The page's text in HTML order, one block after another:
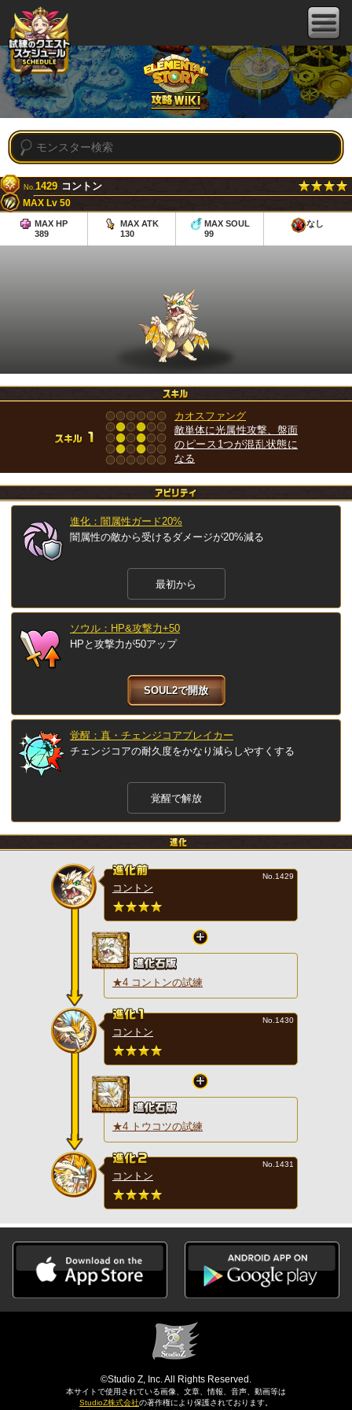
No.1429 コントン
MAX Lv 50
MAX HP
389
MAX ATK
130
MAX SOUL
99
なし
カオスファング
敵単体に光属性攻撃、盤面
のピース1つが混乱状態に
なる
進化：闇属性ガード20%
闇属性の敵から受けるダメージが20%減る
最初から
ソウル：HP&攻撃力+50
HPと攻撃力が50アップ
SOUL2で開放
覚醒：真・チェンジコアブレイカー
チェンジコアの耐久度をかなり減らしやすくする
覚醒で解放
コントン
No.1429
★4 コントンの試練
コントン
No.1430
★4 トウコツの試練
コントン
No.1431
©Studio Z, Inc. All Rights Reserved.
本サイトで使用されている画像、文章、情報、音声、動画等は
StudioZ株式会社の著作権により保護されております。